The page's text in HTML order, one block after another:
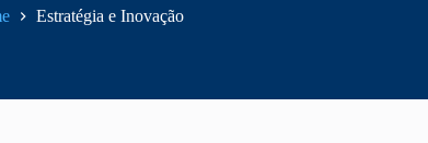
Estratégia e Inovação